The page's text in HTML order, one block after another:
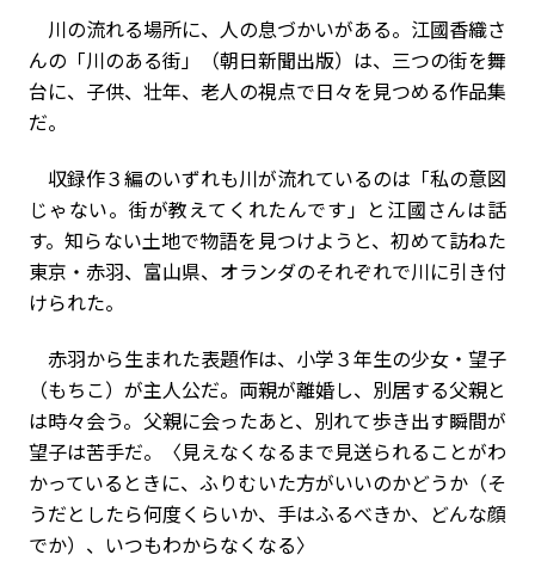
川の流れる場所に、人の息づかいがある。江國香織さ
んの「川のある街」（朝日新聞出版）は、三つの街を舞
台に、子供、壮年、老人の視点で日々を見つめる作品集
だ。
収録作３編のいずれも川が流れているのは「私の意図
じゃない。街が教えてくれたんです」と江國さんは話
す。知らない土地で物語を見つけようと、初めて訪ねた
東京・赤羽、富山県、オランダのそれぞれで川に引き付
けられた。
赤羽から生まれた表題作は、小学３年生の少女・望子
（もちこ）が主人公だ。両親が離婚し、別居する父親と
は時々会う。父親に会ったあと、別れて歩き出す瞬間が
望子は苦手だ。〈見えなくなるまで見送られることがわ
かっているときに、ふりむいた方がいいのかどうか（そ
うだとしたら何度くらいか、手はふるべきか、どんな顔
でか）、いつもわからなくなる〉